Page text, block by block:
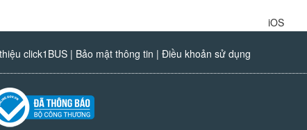
iOS
click1BUS| Bảo mật thông tin | Điều khoản sử dụng